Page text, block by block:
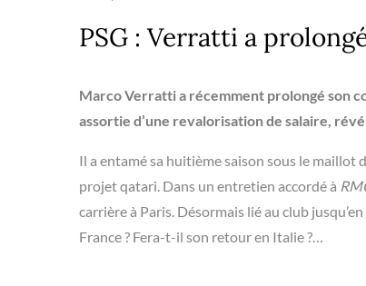
PSG : Verratti a
Marco Verratti a récemment prolongé son
assortie d’une revalorisation de salaire,
Il a entamé sa huitième saison sous le maillot
projet qatari. Dans un entretien accordé à
carrière à Paris. Désormais lié au club
France ? Fera-t-il son retour en Italie ?…